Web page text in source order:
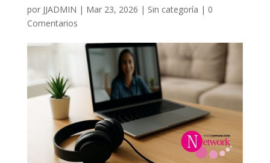
por JJADMIN | Mar 23, 2026 | Sin categoría | 0
Comentarios